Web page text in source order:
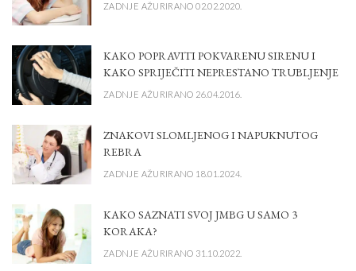
ZADNJE AŽURIRANO 02.02.2020.
KAKO POPRAVITI POKVARENU SIRENU I
KAKO SPRIJEČITI NEPRESTANO TRUBLJENJE
ZADNJE AŽURIRANO 26.04.2016.
ZNAKOVI SLOMLJENOG I NAPUKNUTOG
REBRA
ZADNJE AŽURIRANO 18.01.2024.
KAKO SAZNATI SVOJ JMBG U SAMO 3
KORAKA?
ZADNJE AŽURIRANO 31.10.2022.